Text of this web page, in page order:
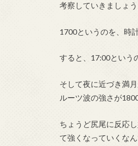
考察していきましょう
1700というのを 、時
すると、17:00という
そして夜に近づき満
ルーツ波の強さが
ちょうど尻尾に反応
て強くなっていくな